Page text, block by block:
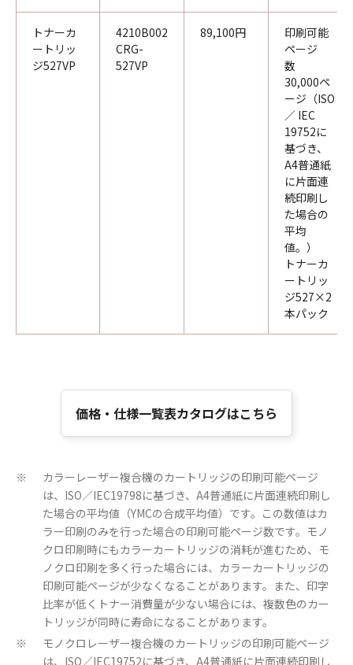
トナーカ
ートリッ
ジ527VP
4210B002
CRG-
527VP
89,100円
印刷可能
ページ
数
30,000ペ
ージ（ISO
／ IEC
19752に
基づき、
A4普通紙
に片面連
続印刷し
た場合の
平均
値。）
トナーカ
ートリッ
ジ527×2
本パック
価格・仕様一覧表カタログはこちら
※
カラーレーザー複合機のカートリッジの印刷可能ページ
は、ISO／IEC19798に基づき、A4普通紙に片面連続印刷し
た場合の平均値（YMCの合成平均値）です。この数値はカ
ラー印刷のみを行った場合の印刷可能ページ数です。モノ
クロ印刷時にもカラーカートリッジの消耗が進むため、モ
ノクロ印刷を多く行った場合には、カラーカートリッジの
印刷可能ページが少なくなることがあります。また、印字
比率が低くトナー消費量が少ない場合には、複数色のカー
トリッジが同時に寿命になることがあります。
※
モノクロレーザー複合機のカートリッジの印刷可能ページ
は、ISO／IEC19752に基づき、A4普通紙に片面連続印刷し